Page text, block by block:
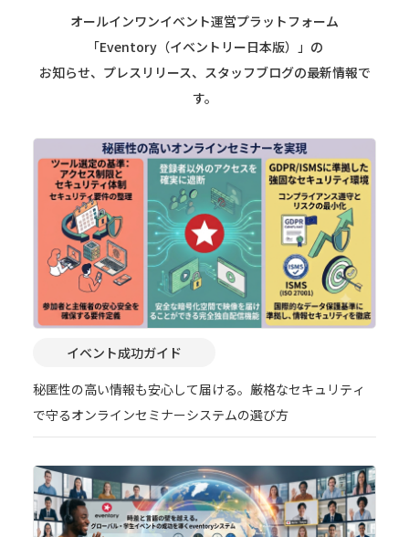
オールインワンイベント運営プラットフォーム
「Eventory（イベントリー日本版）」の
お知らせ、プレスリリース、スタッフブログの最新情報で
す。
イベント成功ガイド
秘匿性の高い情報も安心して届ける。厳格なセキュリティ
で守るオンラインセミナーシステムの選び方